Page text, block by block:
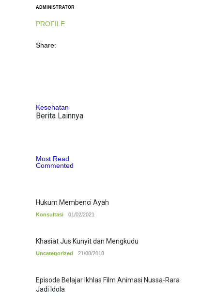
ADMINISTRATOR
PROFILE
Share:
Kesehatan
Berita Lainnya
Most Read
Commented
Hukum Membenci Ayah
Konsultasi 01/02/2021
Khasiat Jus Kunyit dan Mengkudu
Uncategorized 21/08/2018
Episode Belajar Ikhlas Film Animasi Nussa-Rara
Jadi Idola